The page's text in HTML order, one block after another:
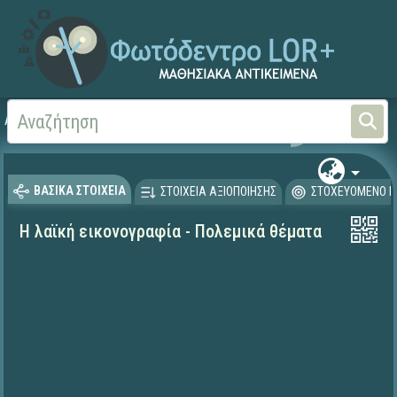
Αρχική
ΒΑΣΙΚΑ ΣΤΟΙΧΕΙΑ ΣΤΟΙΧΕΙΑ ΑΞΙΟΠΟΙΗΣΗΣ ΣΤΟΧΕΥΟΜΕΝΟ
Η λαϊκή εικονογραφία - Πολεμικά θέματα